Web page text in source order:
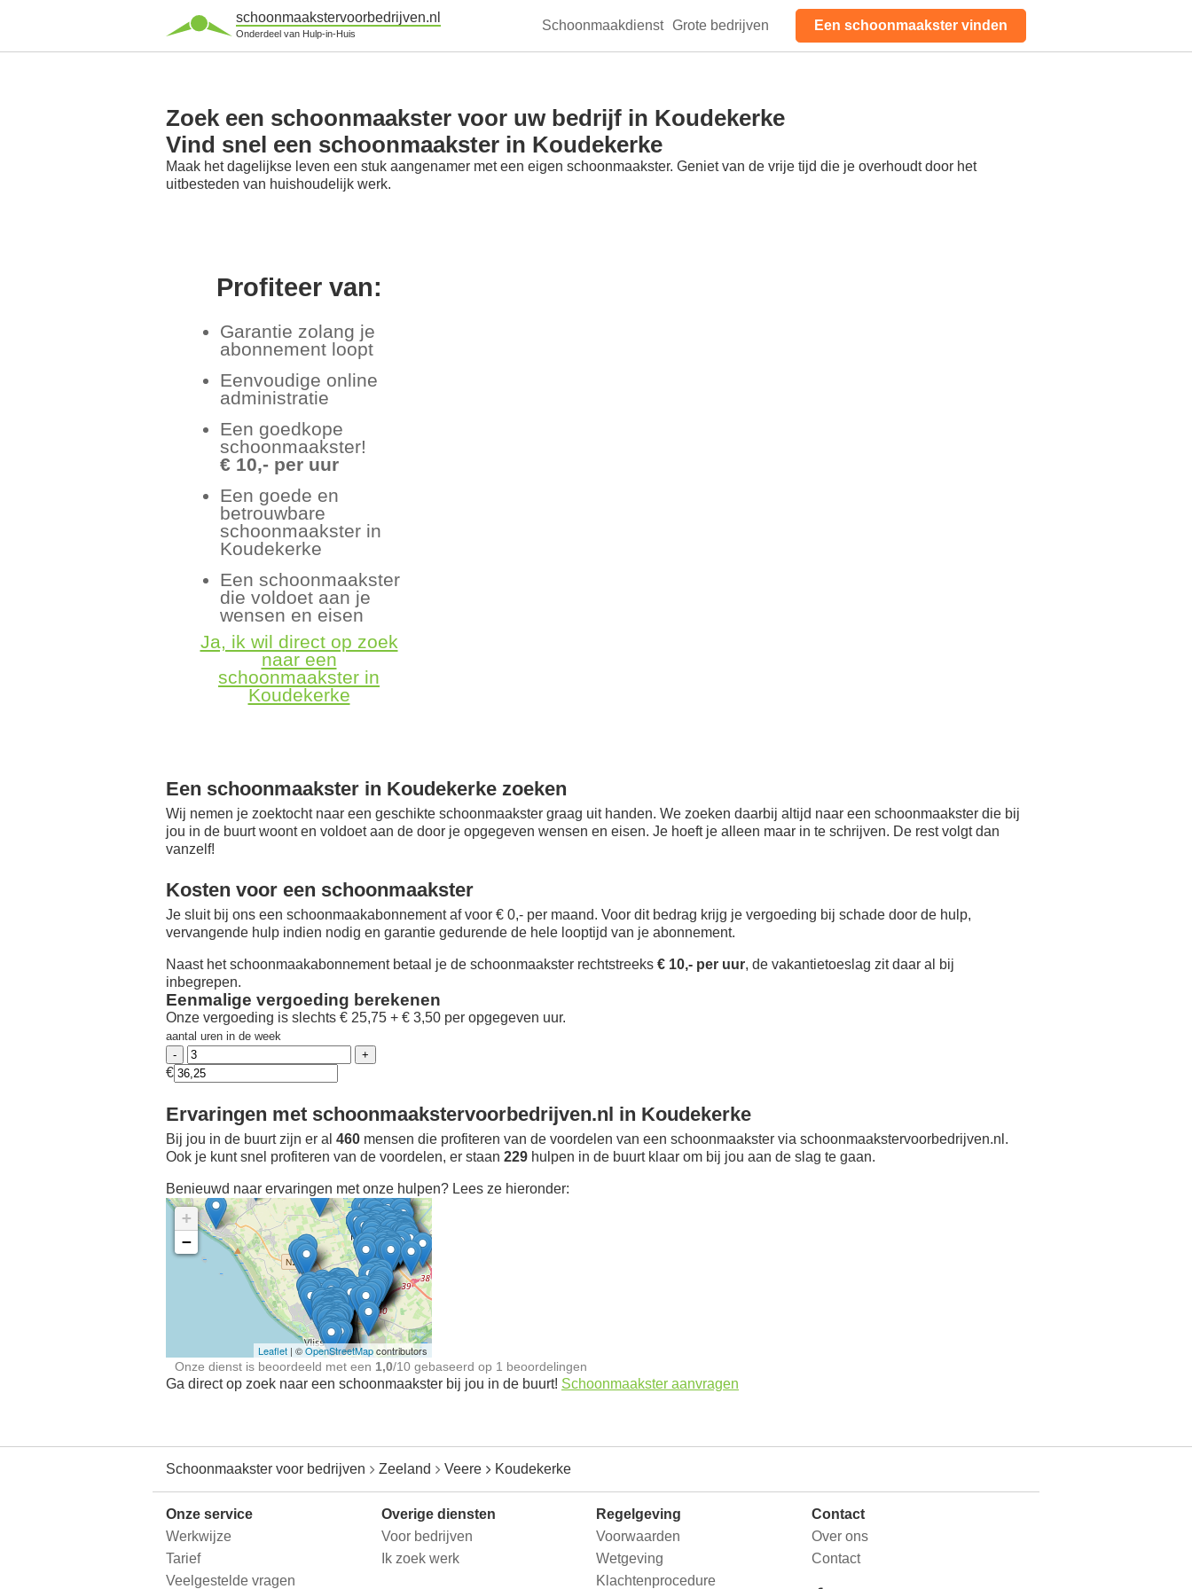
schoonmaakstervoorbedrijven.nl
Onderdeel van Hulp-in-Huis
Schoonmaakdienst Grote bedrijven Een schoonmaakster vinden
Zoek een schoonmaakster voor uw bedrijf in Koudekerke
Vind snel een schoonmaakster in Koudekerke
Maak het dagelijkse leven een stuk aangenamer met een eigen schoonmaakster. Geniet van de vrije tijd die je overhoudt door het
uitbesteden van huishoudelijk werk.
Profiteer van:
Garantie zolang je
abonnement loopt
Eenvoudige online
administratie
Een goedkope
schoonmaakster!
€ 10,- per uur
Een goede en
betrouwbare
schoonmaakster in
Koudekerke
Een schoonmaakster
die voldoet aan je
wensen en eisen
Ja, ik wil direct op zoek
naar een
schoonmaakster in
Koudekerke
Een schoonmaakster in Koudekerke zoeken
Wij nemen je zoektocht naar een geschikte schoonmaakster graag uit handen. We zoeken daarbij altijd naar een schoonmaakster die bij
jou in de buurt woont en voldoet aan de door je opgegeven wensen en eisen. Je hoeft je alleen maar in te schrijven. De rest volgt dan
vanzelf!
Kosten voor een schoonmaakster
Je sluit bij ons een schoonmaakabonnement af voor € 0,- per maand. Voor dit bedrag krijg je vergoeding bij schade door de hulp,
vervangende hulp indien nodig en garantie gedurende de hele looptijd van je abonnement.
Naast het schoonmaakabonnement betaal je de schoonmaakster rechtstreeks € 10,- per uur, de vakantietoeslag zit daar al bij
inbegrepen.
Eenmalige vergoeding berekenen
Onze vergoeding is slechts € 25,75 + € 3,50 per opgegeven uur.
aantal uren in de week
€
Ervaringen met schoonmaakstervoorbedrijven.nl in Koudekerke
Bij jou in de buurt zijn er al 460 mensen die profiteren van de voordelen van een schoonmaakster via schoonmaakstervoorbedrijven.nl.
Ook je kunt snel profiteren van de voordelen, er staan 229 hulpen in de buurt klaar om bij jou aan de slag te gaan.
Benieuwd naar ervaringen met onze hulpen? Lees ze hieronder:
Ontdek meer ervaringen
Schoonmaakster bij
jou in de buurt
+
−
Leaflet | ©OpenStreetMapcontributors
Onze dienst is beoordeeld met een 1,0/10 gebaseerd op 1 beoordelingen
Ga direct op zoek naar een schoonmaakster bij jou in de buurt! Schoonmaakster aanvragen
Schoonmaakster voor bedrijven Zeeland Veere Koudekerke
Onze service
Werkwijze
Tarief
Veelgestelde vragen
Overige diensten
Voor bedrijven
Ik zoek werk
Regelgeving
Voorwaarden
Wetgeving
Klachtenprocedure
Contact
Over ons
Contact